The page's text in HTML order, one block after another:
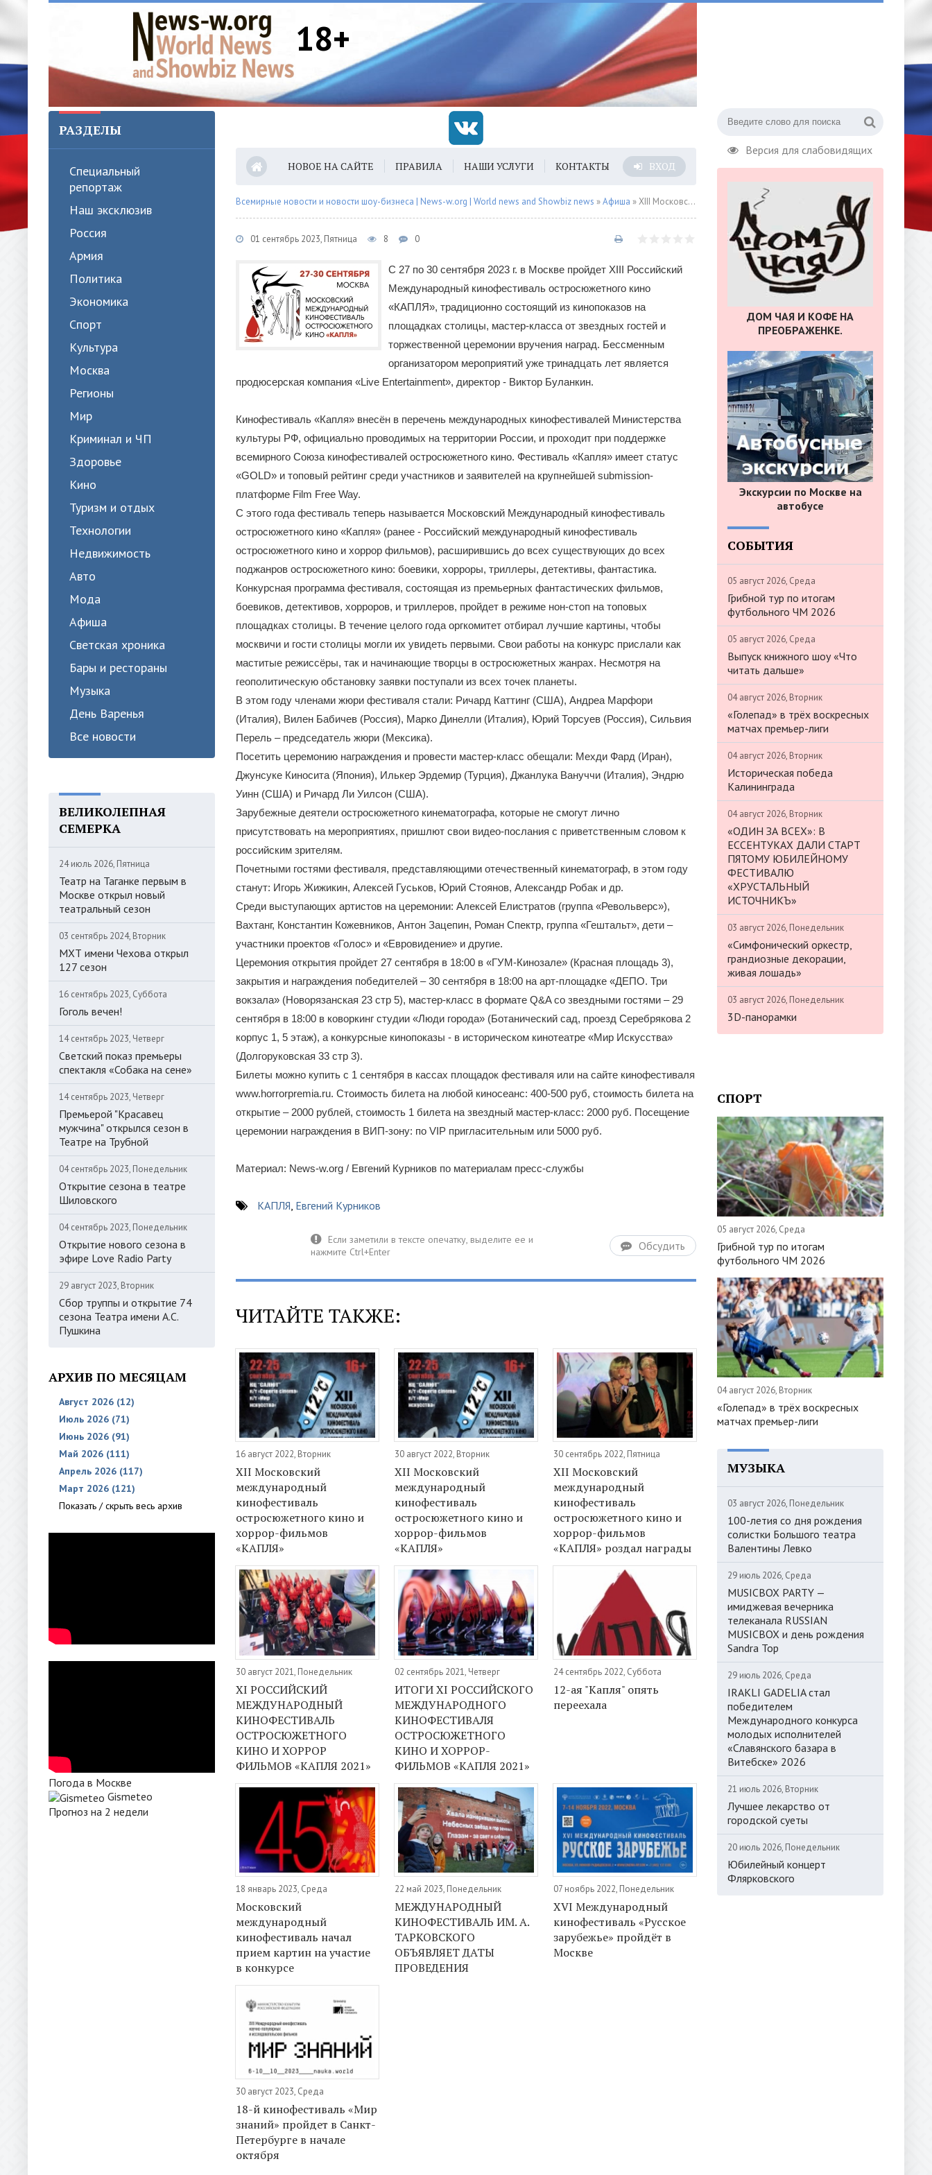
18+
Версия для слабовидящих
РАЗДЕЛЫ
Специальный
репортаж
Наш эксклюзив
Россия
Армия
Политика
Экономика
Спорт
Культура
Москва
Регионы
Мир
Криминал и ЧП
Здоровье
Кино
Туризм и отдых
Технологии
Недвижимость
Авто
Мода
Афиша
Светская хроника
Бары и рестораны
Музыка
День Варенья
Все новости
ВЕЛИКОЛЕПНАЯ
СЕМЕРКА
24 июль 2026, Пятница
Театр на Таганке первым в
Москве открыл новый
театральный сезон
03 сентябрь 2024, Вторник
МХТ имени Чехова открыл
127 сезон
16 сентябрь 2023, Суббота
Гоголь вечен!
14 сентябрь 2023, Четверг
Светский показ премьеры
спектакля «Собака на сене»
14 сентябрь 2023, Четверг
Премьерой "Красавец
мужчина" открылся сезон в
Театре на Трубной
04 сентябрь 2023, Понедельник
Открытие сезона в театре
Шиловского
04 сентябрь 2023, Понедельник
Открытие нового сезона в
эфире Love Radio Party
29 август 2023, Вторник
Сбор труппы и открытие 74
сезона Театра имени А.С.
Пушкина
АРХИВ ПО МЕСЯЦАМ
Август 2026 (12)
Июль 2026 (71)
Июнь 2026 (91)
Май 2026 (111)
Апрель 2026 (117)
Март 2026 (121)
Показать / скрыть весь архив
Погода в Москве
Gismeteo
Прогноз на 2 недели
НОВОЕ НА САЙТЕ ПРАВИЛА НАШИ УСЛУГИ КОНТАКТЫ ВХОД
Всемирные новости и новости шоу-бизнеса | News-w.org | World news and Showbiz news »Афиша » XIII Московский Международный кинофестиваль остросюжетного кино «КАПЛЯ»
01 сентябрь 2023, Пятница 8 0
С 27 по 30 сентября 2023 г. в Москве пройдет XIII Российский
Международный кинофестиваль остросюжетного кино
«КАПЛЯ», традиционно состоящий из кинопоказов на
площадках столицы, мастер-класса от звездных гостей и
торжественной церемонии вручения наград. Бессменным
организатором мероприятий уже тринадцать лет является
продюсерская компания «Live Entertainment», директор - Виктор Буланкин.
Кинофестиваль «Капля» внесён в перечень международных кинофестивалей Министерства
культуры РФ, официально проводимых на территории России, и проходит при поддержке
всемирного Союза кинофестивалей остросюжетного кино. Фестиваль «Капля» имеет статус
«GOLD» и топовый рейтинг среди участников и заявителей на крупнейшей submission-
платформе Film Free Way.
С этого года фестиваль теперь называется Московский Международный кинофестиваль
остросюжетного кино «Капля» (ранее - Российский международный кинофестиваль
остросюжетного кино и хоррор фильмов), расширившись до всех существующих до всех
поджанров остросюжетного кино: боевики, хорроры, триллеры, детективы, фантастика.
Конкурсная программа фестиваля, состоящая из премьерных фантастических фильмов,
боевиков, детективов, хорроров, и триллеров, пройдет в режиме нон-стоп на топовых
площадках столицы. В течение целого года оргкомитет отбирал лучшие картины, чтобы
москвичи и гости столицы могли их увидеть первыми. Свои работы на конкурс прислали как
маститые режиссёры, так и начинающие творцы в остросюжетных жанрах. Несмотря на
геополитическую обстановку заявки поступали из всех точек планеты.
В этом году членами жюри фестиваля стали: Ричард Каттинг (США), Андреа Марфори
(Италия), Вилен Бабичев (Россия), Марко Динелли (Италия), Юрий Торсуев (Россия), Сильвия
Перель – председатель жюри (Мексика).
Посетить церемонию награждения и провести мастер-класс обещали: Мехди Фард (Иран),
Джунсуке Киносита (Япония), Илькер Эрдемир (Турция), Джанлука Вануччи (Италия), Эндрю
Уинн (США) и Ричард Ли Уилсон (США).
Зарубежные деятели остросюжетного кинематографа, которые не смогут лично
присутствовать на мероприятиях, пришлют свои видео-послания с приветственным словом к
российским зрителям.
Почетными гостями фестиваля, представляющими отечественный кинематограф, в этом году
станут: Игорь Жижикин, Алексей Гуськов, Юрий Стоянов, Александр Робак и др.
Среди выступающих артистов на церемонии: Алексей Елистратов (группа «Револьверс»),
Вахтанг, Константин Кожевников, Антон Зацепин, Роман Спектр, группа «Гештальт», дети –
участники проектов «Голос» и «Евровидение» и другие.
Церемония открытия пройдет 27 сентября в 18:00 в «ГУМ-Кинозале» (Красная площадь 3),
закрытия и награждения победителей – 30 сентября в 18:00 на арт-площадке «ДЕПО. Три
вокзала» (Новорязанская 23 стр 5), мастер-класс в формате Q&A со звездными гостями – 29
сентября в 18:00 в коворкинг студии «Люди города» (Ботанический сад, проезд Серебрякова 2
корпус 1, 5 этаж), а конкурсные кинопоказы - в историческом кинотеатре «Мир Искусства»
(Долгоруковская 33 стр 3).
Билеты можно купить с 1 сентября в кассах площадок фестиваля или на сайте кинофестиваля
www.horrorpremia.ru. Стоимость билета на любой киносеанс: 400-500 руб, стоимость билета на
открытие – 2000 рублей, стоимость 1 билета на звездный мастер-класс: 2000 руб. Посещение
церемонии награждения в ВИП-зону: по VIP пригласительным или 5000 руб.
Материал: News-w.org / Евгений Курников по материалам пресс-службы
КАПЛЯ, Евгений Курников
Обсудить
ЧИТАЙТЕ ТАКЖЕ:
16 август 2022, Вторник
XII Московский
международный
кинофестиваль
остросюжетного кино и
хоррор-фильмов
«КАПЛЯ»
30 август 2022, Вторник
XII Московский
международный
кинофестиваль
остросюжетного кино и
хоррор-фильмов
«КАПЛЯ»
30 сентябрь 2022, Пятница
XII Московский
международный
кинофестиваль
остросюжетного кино и
хоррор-фильмов
«КАПЛЯ» роздал награды
30 август 2021, Понедельник
XI РОССИЙСКИЙ
МЕЖДУНАРОДНЫЙ
КИНОФЕСТИВАЛЬ
ОСТРОСЮЖЕТНОГО
КИНО И ХОРРОР
ФИЛЬМОВ «КАПЛЯ 2021»
02 сентябрь 2021, Четверг
ИТОГИ XI РОССИЙСКОГО
МЕЖДУНАРОДНОГО
КИНОФЕСТИВАЛЯ
ОСТРОСЮЖЕТНОГО
КИНО И ХОРРОР-
ФИЛЬМОВ «КАПЛЯ 2021»
24 сентябрь 2022, Суббота
12-ая "Капля" опять
переехала
18 январь 2023, Среда
Московский
международный
кинофестиваль начал
прием картин на участие
в конкурсе
22 май 2023, Понедельник
МЕЖДУНАРОДНЫЙ
КИНОФЕСТИВАЛЬ ИМ. А.
ТАРКОВСКОГО
ОБЪЯВЛЯЕТ ДАТЫ
ПРОВЕДЕНИЯ
07 ноябрь 2022, Понедельник
XVI Международный
кинофестиваль «Русское
зарубежье» пройдёт в
Москве
30 август 2023, Среда
18-й кинофестиваль «Мир
знаний» пройдет в Санкт-
Петербурге в начале
октября
ДОМ ЧАЯ И КОФЕ НА
ПРЕОБРАЖЕНКЕ.
Экскурсии по Москве на
автобусе
СОБЫТИЯ
05 август 2026, Среда
Грибной тур по итогам
футбольного ЧМ 2026
05 август 2026, Среда
Выпуск книжного шоу «Что
читать дальше»
04 август 2026, Вторник
«Голепад» в трёх воскресных
матчах премьер-лиги
04 август 2026, Вторник
Историческая победа
Калининграда
04 август 2026, Вторник
«ОДИН ЗА ВСЕХ»: В
ЕССЕНТУКАХ ДАЛИ СТАРТ
ПЯТОМУ ЮБИЛЕЙНОМУ
ФЕСТИВАЛЮ
«ХРУСТАЛЬНЫЙ
ИСТОЧНИКЪ»
03 август 2026, Понедельник
«Симфонический оркестр,
грандиозные декорации,
живая лошадь»
03 август 2026, Понедельник
3D-панорамки
СПОРТ
05 август 2026, Среда
Грибной тур по итогам
футбольного ЧМ 2026
04 август 2026, Вторник
«Голепад» в трёх воскресных
матчах премьер-лиги
МУЗЫКА
03 август 2026, Понедельник
100-летия со дня рождения
солистки Большого театра
Валентины Левко
29 июль 2026, Среда
MUSICBOX PARTY —
имиджевая вечерника
телеканала RUSSIAN
MUSICBOX и день рождения
Sandra Top
29 июль 2026, Среда
IRAKLI GADELIA стал
победителем
Международного конкурса
молодых исполнителей
«Славянского базара в
Витебске» 2026
21 июль 2026, Вторник
Лучшее лекарство от
городской суеты
20 июль 2026, Понедельник
Юбилейный концерт
Флярковского